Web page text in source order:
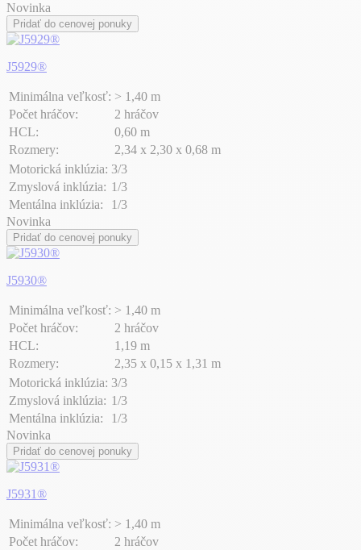
Novinka
Pridať do cenovej ponuky
J5929®
Minimálna veľkosť: > 1,40 m
Počet hráčov:
2 hráčov
HCL:
0,60 m
Rozmery:
2,34 x 2,30 x 0,68 m
Motorická inklúzia: 3/3
Zmyslová inklúzia: 1/3
Mentálna inklúzia:
1/3
Novinka
Pridať do cenovej ponuky
J5930®
Minimálna veľkosť: > 1,40 m
Počet hráčov:
2 hráčov
HCL:
1,19 m
Rozmery:
2,35 x 0,15 x 1,31 m
Motorická inklúzia: 3/3
Zmyslová inklúzia: 1/3
Mentálna inklúzia:
1/3
Novinka
Pridať do cenovej ponuky
J5931®
Minimálna veľkosť: > 1,40 m
Počet hráčov:
2 hráčov